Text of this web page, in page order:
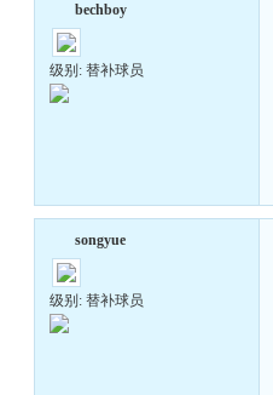
bechboy
级别: 替补球员
songyue
级别: 替补球员